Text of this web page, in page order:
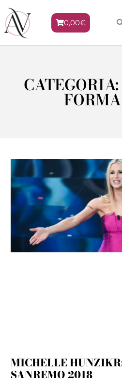
0,00€
MICHELLE
SANREMO 2018